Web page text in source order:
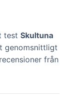
test Skultuna
genomsnittligt
från